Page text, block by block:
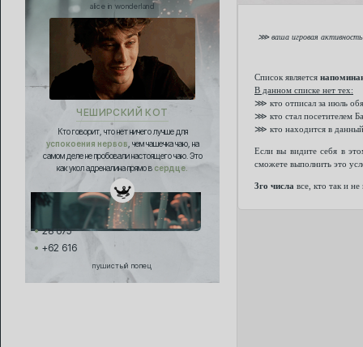
alice in wonderland
ЧЕШИРСКИЙ КОТ
Кто говорит, что нет ничего лучше для
успокоения нервов , чем чашечка чаю, на
самом деле не пробовали настоящего чаю. Это
как укол адреналина прямо в сердце.
28 675
+62 616
пушистый попец
⋙ ваша игровая активность
Список является
В данном списке нет тех:
⋙ кто отписал за июль
⋙ кто стал посетителем
⋙ кто находится в данный
Если вы видите себя в
сможете выполнить это
3го числа все, кто так и